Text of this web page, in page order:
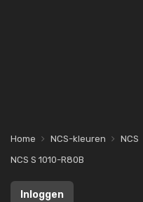
Home NCS-kleuren NCS
NCS S 1010-R80B
Inloggen